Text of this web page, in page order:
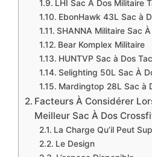
LHI Sac À Dos Militaire
EbonHawk 43L Sac à
SHANNA Militaire Sac
‎Bear Komplex Militaire
HUNTVP Sac à Dos
Selighting 50L Sac À
Mardingtop 28L Sac à
Facteurs À Considérer
Meilleur Sac À Dos
La Charge Qu’il Peut
Le Design